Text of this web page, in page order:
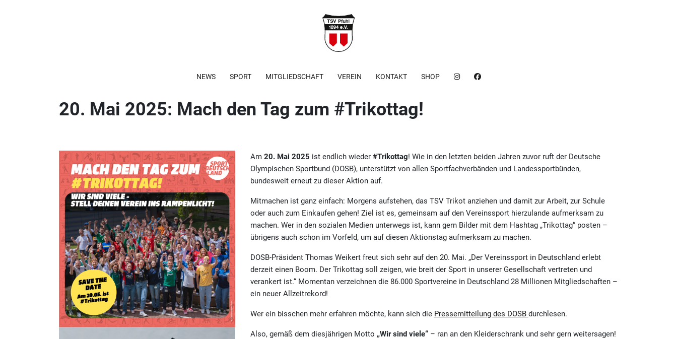
NEWS SPORT MITGLIEDSCHAFT VEREIN KONTAKT SHOP
20. Mai 2025: Mach den Tag zum #Trikottag!
Am 20. Mai 2025 ist endlich wieder #Trikottag! Wie in den letzten beiden Jahren zuvor ruft der Deutsche
Olympischen Sportbund (DOSB), unterstützt von allen Sportfachverbänden und Landessportbünden,
bundesweit erneut zu dieser Aktion auf.
Mitmachen ist ganz einfach: Morgens aufstehen, das TSV Trikot anziehen und damit zur Arbeit, zur Schule
oder auch zum Einkaufen gehen! Ziel ist es, gemeinsam auf den Vereinssport hierzulande aufmerksam zu
machen. Wer in den sozialen Medien unterwegs ist, kann gern Bilder mit dem Hashtag „Trikottag“ posten –
übrigens auch schon im Vorfeld, um auf diesen Aktionstag aufmerksam zu machen.
DOSB-Präsident Thomas Weikert freut sich sehr auf den 20. Mai. „Der Vereinssport in Deutschland erlebt
derzeit einen Boom. Der Trikottag soll zeigen, wie breit der Sport in unserer Gesellschaft vertreten und
verankert ist.“ Momentan verzeichnen die 86.000 Sportvereine in Deutschland 28 Millionen Mitgliedschaften –
ein neuer Allzeitrekord!
Wer ein bisschen mehr erfahren möchte, kann sich die Pressemitteilung des DOSB durchlesen.
Also, gemäß dem diesjährigen Motto „Wir sind viele“ – ran an den Kleiderschrank und sehr gern weitersagen!